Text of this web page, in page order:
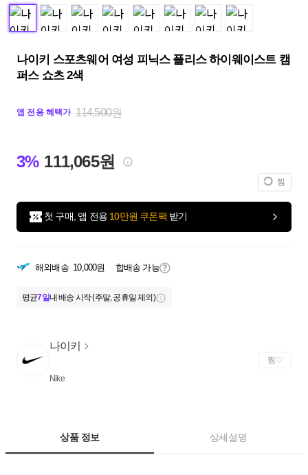
나이키 스포츠웨어 여성 피닉스 플리스 하이웨이스트 캠
퍼스 쇼츠 2색
앱 전용 혜택가 114,500원
3% 111,065원
찜
첫 구매, 앱 전용 10만원 쿠폰팩 받기
해외배송 10,000원 합배송 가능
평균7일내 배송 시작 (주말, 공휴일 제외)
나이키
Nike
찜
상품 정보 상세설명